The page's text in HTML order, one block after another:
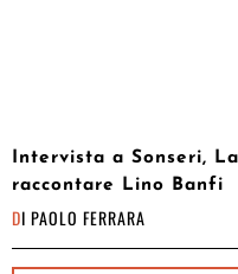
Intervista a Sonseri,
raccontare Lino Banfi
DI PAOLO FERRARA